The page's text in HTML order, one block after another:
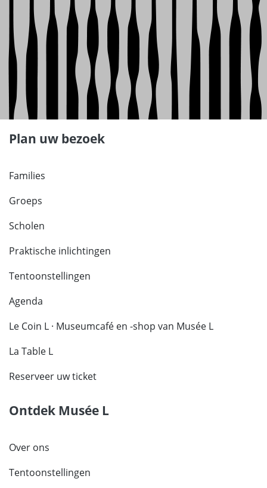
Plan uw bezoek
Families
Groeps
Scholen
Praktische inlichtingen
Tentoonstellingen
Agenda
Le Coin L · Museumcafé en -shop van Musée L
La Table L
Reserveer uw ticket
Ontdek Musée L
Over ons
Tentoonstellingen